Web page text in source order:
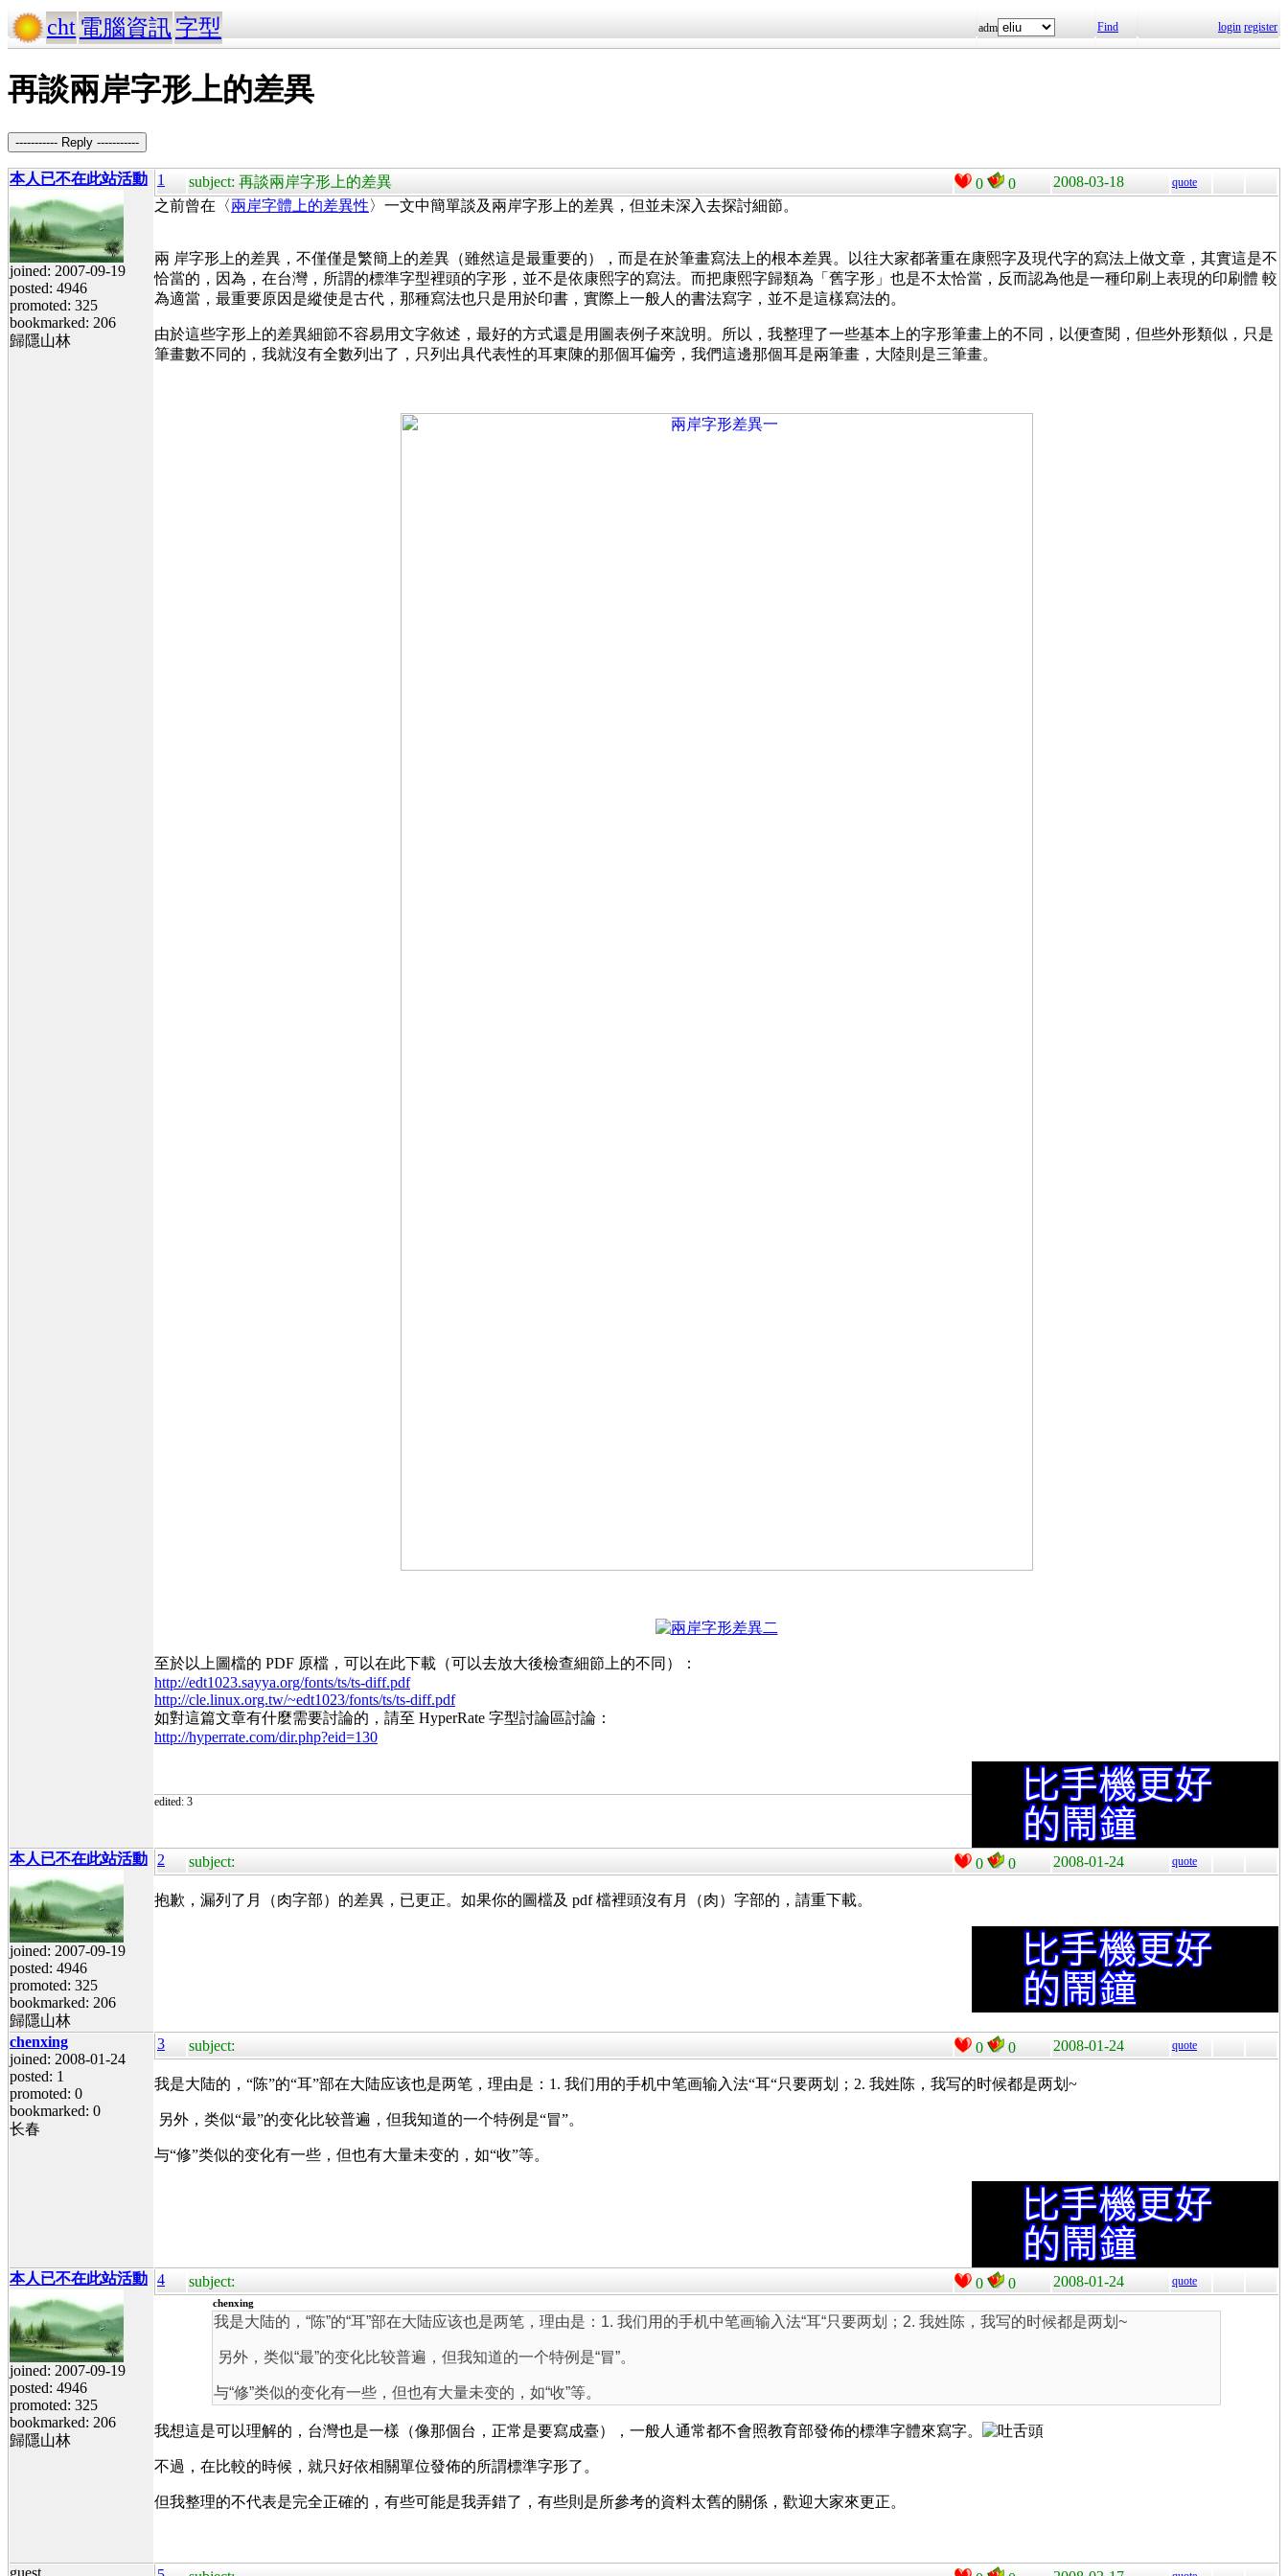
cht 電腦資訊字型 adm Find login register
再談兩岸字形上的差異
----------- Reply -----------
本人已不在此站活動
joined: 2007-09-19
posted: 4946
promoted: 325
bookmarked: 206
歸隱山林
1 subject: 再談兩岸字形上的差異 0 0 2008-03-18 quote
之前曾在〈兩岸字體上的差異性〉一文中簡單談及兩岸字形上的差異，但並未深入去探討細節。
兩 岸字形上的差異，不僅僅是繁簡上的差異（雖然這是最重要的），而是在於筆畫寫法上的根本差異。以往大家都著重在康熙字及現代字的寫法上做文章，其實這是不
恰當的，因為，在台灣，所謂的標準字型裡頭的字形，並不是依康熙字的寫法。而把康熙字歸類為「舊字形」也是不太恰當，反而認為他是一種印刷上表現的印刷體 較
為適當，最重要原因是縱使是古代，那種寫法也只是用於印書，實際上一般人的書法寫字，並不是這樣寫法的。
由於這些字形上的差異細節不容易用文字敘述，最好的方式還是用圖表例子來說明。所以，我整理了一些基本上的字形筆畫上的不同，以便查閱，但些外形類似，只是
筆畫數不同的，我就沒有全數列出了，只列出具代表性的耳東陳的那個耳偏旁，我們這邊那個耳是兩筆畫，大陸則是三筆畫。
至於以上圖檔的 PDF 原檔，可以在此下載（可以去放大後檢查細節上的不同）：
http://edt1023.sayya.org/fonts/ts/ts-diff.pdf
http://cle.linux.org.tw/~edt1023/fonts/ts/ts-diff.pdf
如對這篇文章有什麼需要討論的，請至 HyperRate 字型討論區討論：
http://hyperrate.com/dir.php?eid=130
edited: 3
本人已不在此站活動
joined: 2007-09-19
posted: 4946
promoted: 325
bookmarked: 206
歸隱山林
2 subject: 0 0 2008-01-24 quote
抱歉，漏列了月（肉字部）的差異，已更正。如果你的圖檔及 pdf 檔裡頭沒有月（肉）字部的，請重下載。
chenxing
joined: 2008-01-24
posted: 1
promoted: 0
bookmarked: 0
长春
3 subject: 0 0 2008-01-24 quote
我是大陆的，“陈”的“耳”部在大陆应该也是两笔，理由是：1. 我们用的手机中笔画输入法“耳“只要两划；2. 我姓陈，我写的时候都是两划~
另外，类似“最”的变化比较普遍，但我知道的一个特例是“冒”。
与“修”类似的变化有一些，但也有大量未变的，如“收”等。
本人已不在此站活動
joined: 2007-09-19
posted: 4946
promoted: 325
bookmarked: 206
歸隱山林
4 subject: 0 0 2008-01-24 quote
chenxing
我是大陆的，“陈”的“耳”部在大陆应该也是两笔，理由是：1. 我们用的手机中笔画输入法“耳“只要两划；2. 我姓陈，我写的时候都是两划~
另外，类似“最”的变化比较普遍，但我知道的一个特例是“冒”。
与“修”类似的变化有一些，但也有大量未变的，如“收”等。
我想這是可以理解的，台灣也是一樣（像那個台，正常是要寫成臺），一般人通常都不會照教育部發佈的標準字體來寫字。
不過，在比較的時候，就只好依相關單位發佈的所謂標準字形了。
但我整理的不代表是完全正確的，有些可能是我弄錯了，有些則是所參考的資料太舊的關係，歡迎大家來更正。
guest